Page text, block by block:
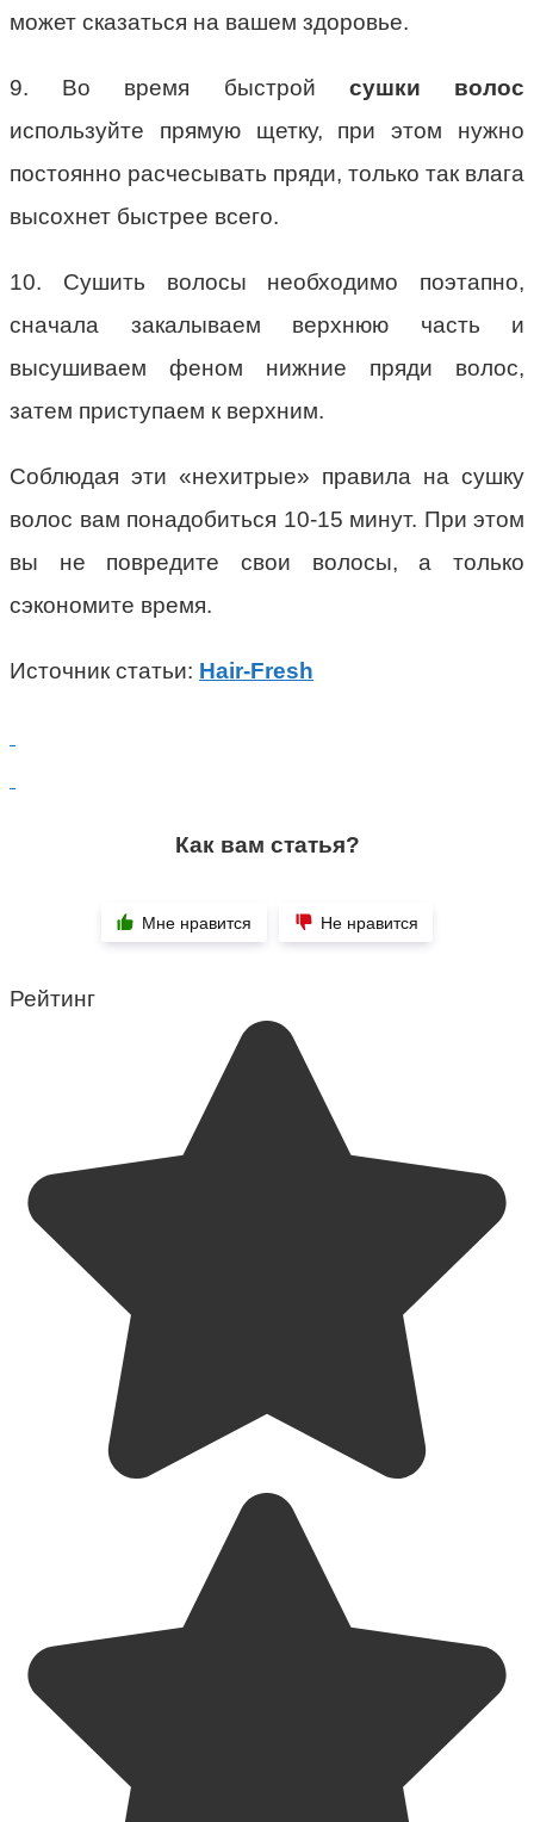
может сказаться на вашем здоровье.
9. Во время быстрой сушки волос
используйте прямую щетку, при этом нужно
постоянно расчесывать пряди, только так влага
высохнет быстрее всего.
10. Сушить волосы необходимо поэтапно,
сначала закалываем верхнюю часть и
высушиваем феном нижние пряди волос,
затем приступаем к верхним.
Соблюдая эти «нехитрые» правила на сушку
волос вам понадобиться 10-15 минут. При этом
вы не повредите свои волосы, а только
сэкономите время.
Источник статьи: Hair-Fresh
Как вам статья?
Мне нравится Не нравится
Рейтинг